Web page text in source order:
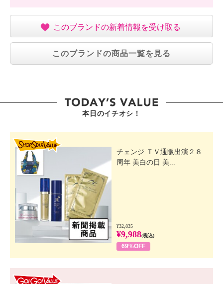
このブランドの新着情報を受け取る
このブランドの商品一覧を見る
本日のイチオシ！
チェンジ ＴＶ通販出演２８
周年 美白の日 美...
¥32,835
¥9,988(税込)
69%OFF